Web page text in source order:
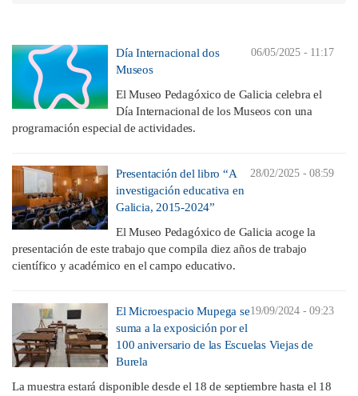
06/05/2025 - 11:17
Día Internacional dos
Museos
El Museo Pedagóxico de Galicia celebra el
Día Internacional de los Museos con una
programación especial de actividades.
28/02/2025 - 08:59
Presentación del libro “A
investigación educativa en
Galicia, 2015-2024”
El Museo Pedagóxico de Galicia acoge la
presentación de este trabajo que compila diez años de trabajo
científico y académico en el campo educativo.
19/09/2024 - 09:23
El Microespacio Mupega se
suma a la exposición por el
100 aniversario de las Escuelas Viejas de
Burela
La muestra estará disponible desde el 18 de septiembre hasta el 18